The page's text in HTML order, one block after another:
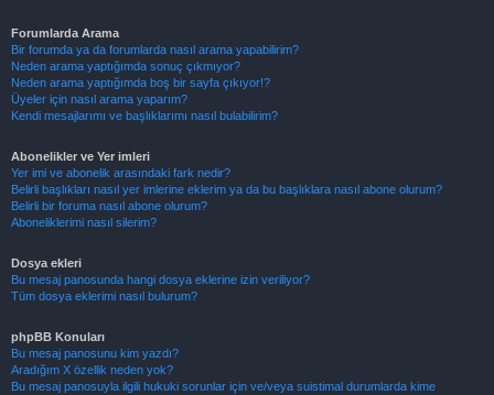
Forumlarda Arama
Bir forumda ya da forumlarda nasıl arama yapabilirim?
Neden arama yaptığımda sonuç çıkmıyor?
Neden arama yaptığımda boş bir sayfa çıkıyor!?
Üyeler için nasıl arama yaparım?
Kendi mesajlarımı ve başlıklarımı nasıl bulabilirim?
Abonelikler ve Yer imleri
Yer imi ve abonelik arasındaki fark nedir?
Belirli başlıkları nasıl yer imlerine eklerim ya da bu başlıklara nasıl abone olurum?
Belirli bir foruma nasıl abone olurum?
Aboneliklerimi nasıl silerim?
Dosya ekleri
Bu mesaj panosunda hangi dosya eklerine izin veriliyor?
Tüm dosya eklerimi nasıl bulurum?
phpBB Konuları
Bu mesaj panosunu kim yazdı?
Aradığım X özellik neden yok?
Bu mesaj panosuyla ilgili hukuki sorunlar için ve/veya suistimal durumlarda kime